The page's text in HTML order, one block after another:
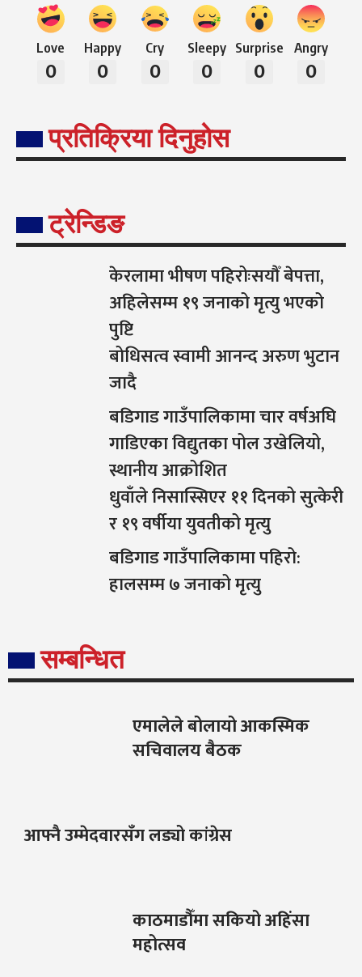
Love
0
Happy
0
Cry
0
Sleepy
0
Surprise
0
Angry
0
प्रतिक्रिया दिनुहोस
ट्रेन्डिङ
केरलामा भीषण पहिरोःसयौँ बेपत्ता,
अहिलेसम्म १९ जनाको मृत्यु भएको
पुष्टि
बोधिसत्व स्वामी आनन्द अरुण भुटान
जादै
बडिगाड गाउँपालिकामा चार वर्षअघि
गाडिएका विद्युतका पोल उखेलियो,
स्थानीय आक्रोशित
धुवाँले निसास्सिएर ११ दिनको सुत्केरी
र १९ वर्षीया युवतीको मृत्यु
बडिगाड गाउँपालिकामा पहिरो:
हालसम्म ७ जनाको मृत्यु
सम्बन्धित
एमालेले बोलायो आकस्मिक
सचिवालय बैठक
आफ्नै उम्मेदवारसँग लड्यो कांग्रेस
काठमाडौँमा सकियो अहिंसा
महोत्सव